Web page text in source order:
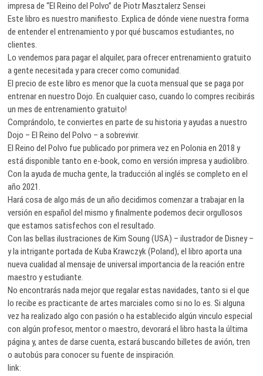
impresa de “El Reino del Polvo” de Piotr Masztalerz Sensei
Este libro es nuestro manifiesto. Explica de dónde viene nuestra forma
de entender el entrenamiento y por qué buscamos estudiantes, no
clientes.
Lo vendemos para pagar el alquiler, para ofrecer entrenamiento gratuito
a gente necesitada y para crecer como comunidad.
El precio de este libro es menor que la cuota mensual que se paga por
entrenar en nuestro Dojo. En cualquier caso, cuando lo compres recibirás
un mes de entrenamiento gratuito!
Comprándolo, te conviertes en parte de su historia y ayudas a nuestro
Dojo – El Reino del Polvo – a sobrevivir.
El Reino del Polvo fue publicado por primera vez en Polonia en 2018 y
está disponible tanto en e-book, como en versión impresa y audiolibro.
Con la ayuda de mucha gente, la traducción al inglés se completo en el
año 2021.
Hará cosa de algo más de un año decidimos comenzar a trabajar en la
versión en español del mismo y finalmente podemos decir orgullosos
que estamos satisfechos con el resultado.
Con las bellas ilustraciones de Kim Soung (USA) – ilustrador de Disney –
y la intrigante portada de Kuba Krawczyk (Poland), el libro aporta una
nueva cualidad al mensaje de universal importancia de la reación entre
maestro y estudiante.
No encontrarás nada mejor que regalar estas navidades, tanto si el que
lo recibe es practicante de artes marciales como si no lo es. Si alguna
vez ha realizado algo con pasión o ha establecido algún vinculo especial
con algún profesor, mentor o maestro, devorará el libro hasta la última
página y, antes de darse cuenta, estará buscando billetes de avión, tren
o autobús para conocer su fuente de inspiración.
link: